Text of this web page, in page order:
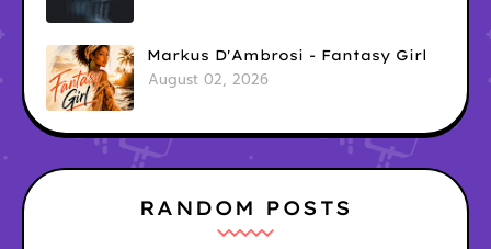
Markus D'Ambrosi - Fantasy Girl
August 02, 2026
RANDOM POSTS